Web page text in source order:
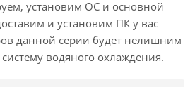
установим ОС и основной
и установим ПК у вас
данной серии будет нелишним
водяного охлаждения.